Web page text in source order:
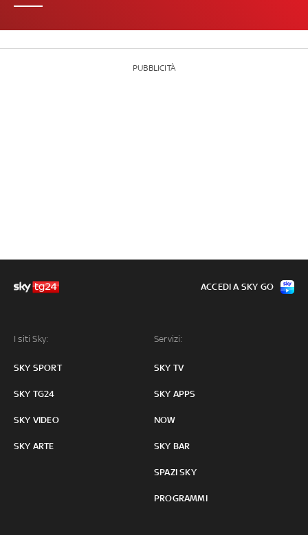
PUBBLICITÀ
I siti Sky:
SKY SPORT
SKY TG24
SKY VIDEO
SKY ARTE
Servizi:
SKY TV
SKY APPS
NOW
SKY BAR
SPAZI SKY
PROGRAMMI
ACCEDI A SKY GO